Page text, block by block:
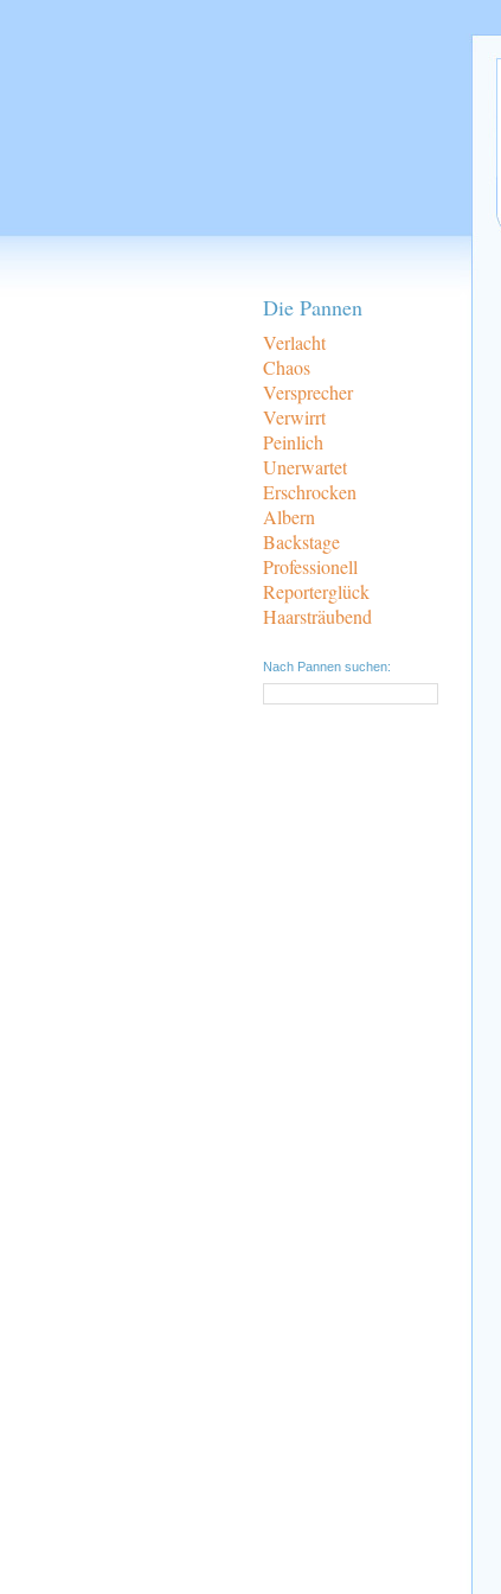
Die Pannen
Verlacht
Chaos
Versprecher
Verwirrt
Peinlich
Unerwartet
Erschrocken
Albern
Backstage
Professionell
Reporterglück
Haarsträubend
Nach Pannen suchen: